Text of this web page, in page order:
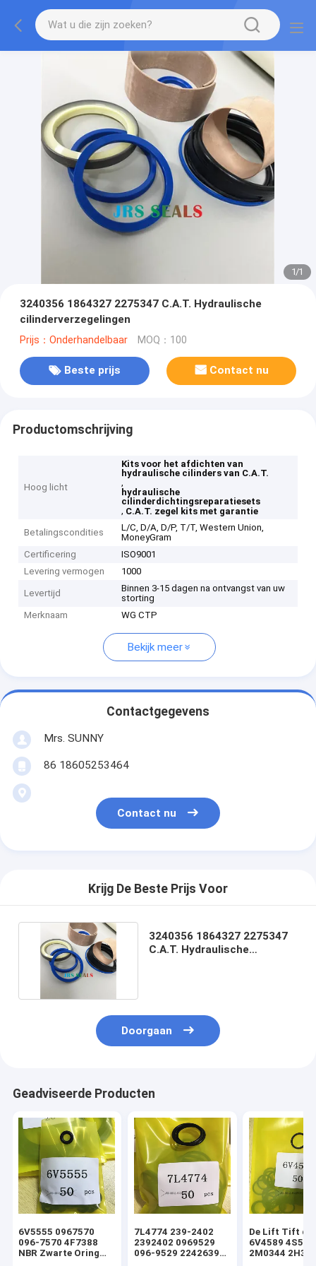
1/1
3240356 1864327 2275347 C.A.T. Hydraulische
cilinderverzegelingen
Prijs：Onderhandelbaar MOQ：100
Beste prijs Contact nu
Productomschrijving
Hoog licht
Kits voor het afdichten van
hydraulische cilinders van C.A.T.
,
hydraulische
cilinderdichtingsreparatiesets
, C.A.T. zegel kits met garantie
Betalingscondities
L/C, D/A, D/P, T/T, Western Union,
MoneyGram
Certificering
ISO9001
Levering vermogen
1000
Levertijd
Binnen 3-15 dagen na ontvangst van uw
storting
Merknaam
WG CTP
Bekijk meer
Contactgegevens
Mrs. SUNNY
86 18605253464
Contact nu
Krijg De Beste Prijs Voor
3240356 1864327 2275347
C.A.T. Hydraulische
Doorgaan
Geadviseerde Producten
6V5555 0967570
096-7570 4F7388
NBR Zwarte Oring
7L4774 239-2402
2392402 0969529
096-9529 2242639
De Lift Tift die
6V4589
2M0344